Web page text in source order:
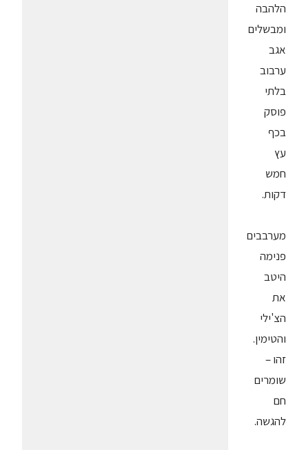
הלהבה
ומבשלים
אגב
ערבוב
בלתי
פוסק
בכף
עץ
חמש
דקות.
מערבבים
פנימה
היטב
את
הצ'ילי
והטימין.
זהו –
שומרים
חם
להגשה.